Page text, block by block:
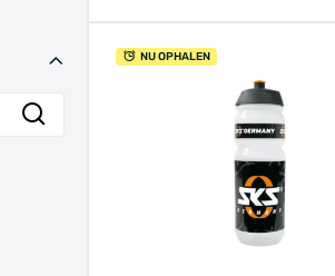
NU OPHALEN